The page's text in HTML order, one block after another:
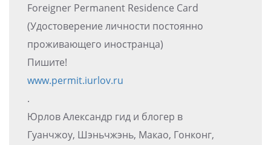
Foreigner Permanent Residence Card
(Удостоверение личности постоянно
проживающего иностранца)
Пишите!
www.permit.iurlov.ru
.
Юрлов Александр гид и блогер в
Гуанчжоу, Шэньчжэнь, Макао, Гонконг,